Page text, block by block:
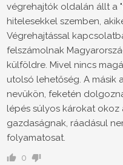
végrehajtók oldalán állt a
hitelesekkel szemben,
Végrehajtással
felszámolnak
külföldre. Mivel nincs
utolsó lehetőség. A másik
nevükön, feketén
lépés súlyos károkat okoz
gazdaságnak, ráadásul
folyamatosat.
0